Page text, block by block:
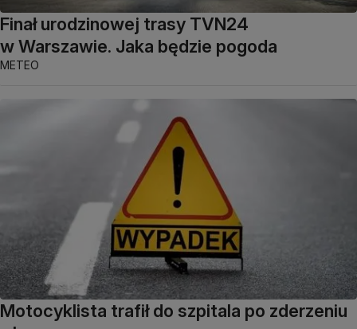
Finał urodzinowej trasy TVN24
w Warszawie. Jaka będzie pogoda
METEO
Motocyklista trafił do szpitala po zderzeniu